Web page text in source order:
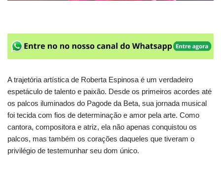
A trajetória artística de Roberta Espinosa é um verdadeiro
espetáculo de talento e paixão. Desde os primeiros acordes até
os palcos iluminados do Pagode da Beta, sua jornada musical
foi tecida com fios de determinação e amor pela arte. Como
cantora, compositora e atriz, ela não apenas conquistou os
palcos, mas também os corações daqueles que tiveram o
privilégio de testemunhar seu dom único.